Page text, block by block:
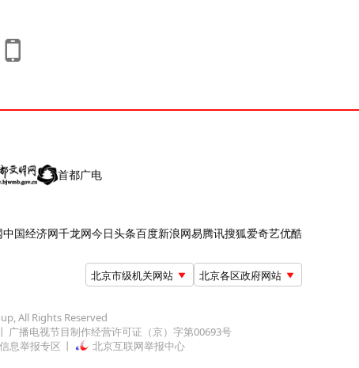
首都广电
中国经济网千龙网今日头条百度新浪网易腾讯搜狐爱奇艺优酷
北京市级机关网站 北京各区政府网站
All Rights Reserved
广播电视节目制作经营许可证（京）字第00693号
息举报专区 北京互联网举报中心